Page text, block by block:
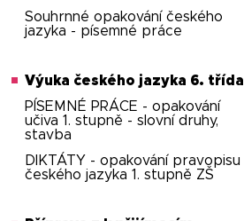
Souhrnné opakování českého
jazyka - písemné práce
Výuka českého jazyka 6. třída
PÍSEMNÉ PRÁCE - opakování
učiva 1. stupně - slovní druhy,
stavba
DIKTÁTY - opakování pravopisu
českého jazyka 1. stupně ZŠ